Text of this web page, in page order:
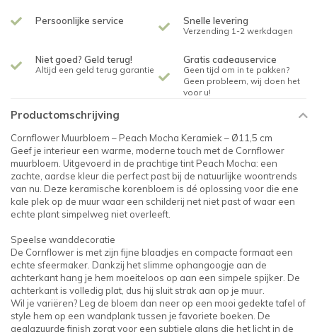
Persoonlijke service Snelle levering
Verzending 1-2 werkdagen
Niet goed? Geld terug!
Altijd een geld terug garantie
Gratis cadeauservice
Geen tijd om in te pakken?
Geen probleem, wij doen het
voor u!
Productomschrijving
Cornflower Muurbloem – Peach Mocha Keramiek – Ø11,5 cm
Geef je interieur een warme, moderne touch met de Cornflower
muurbloem. Uitgevoerd in de prachtige tint Peach Mocha: een
zachte, aardse kleur die perfect past bij de natuurlijke woontrends
van nu. Deze keramische korenbloem is dé oplossing voor die ene
kale plek op de muur waar een schilderij net niet past of waar een
echte plant simpelweg niet overleeft.
Speelse wanddecoratie
De Cornflower is met zijn fijne blaadjes en compacte formaat een
echte sfeermaker. Dankzij het slimme ophangoogje aan de
achterkant hang je hem moeiteloos op aan een simpele spijker. De
achterkant is volledig plat, dus hij sluit strak aan op je muur.
Wil je variëren? Leg de bloem dan neer op een mooi gedekte tafel of
style hem op een wandplank tussen je favoriete boeken. De
geglazuurde finish zorgt voor een subtiele glans die het licht in de